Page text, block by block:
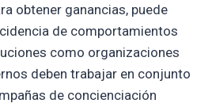
obtener ganancias, puede
de comportamientos
como organizaciones
deben trabajar en conjunto
de concienciación